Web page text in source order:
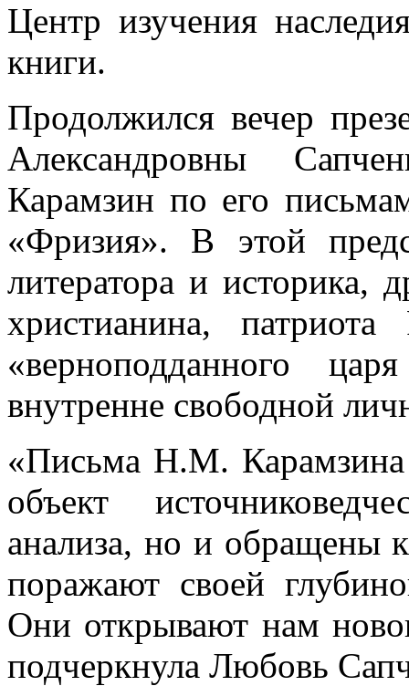
Центр изучения
книги.
Продолжился вечер
Александровны
Карамзин по его
«Фризия». В этой
литератора и историка,
христианина,
«верноподданного
внутренне свободной
«Письма Н.М. Карамзина
объект
анализа, но и обращены
поражают своей
Они открывают нам
подчеркнула Любовь